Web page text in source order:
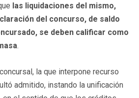
las liquidaciones del mismo,
del concurso, de saldo
se deben calificar como
.
la que interpone recurso
admitido, instando la unificación